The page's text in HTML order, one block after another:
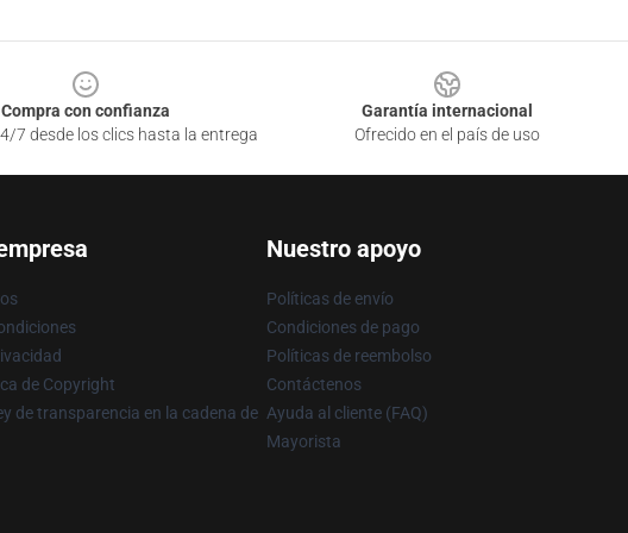
Compra con confianza
7 desde los clics hasta la entrega
Garantía internacional
Ofrecido en el país de uso
de Copyright
de transparencia en la cadena de
Nuestro apoyo
Políticas de envío
Condiciones de pago
Políticas de reembolso
Contáctenos
Ayuda al cliente (FAQ)
Mayorista